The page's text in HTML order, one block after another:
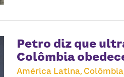
Petro diz que
Colômbia
América Latina,